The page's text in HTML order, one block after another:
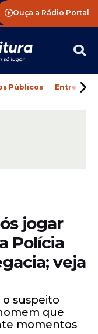
Ouça a Rádio Portal
Públicos
jogar
Polícia
veja
suspeito
que
momentos